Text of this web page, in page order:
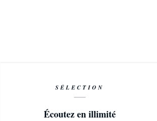
SÉLECTION
Écoutez en illimité